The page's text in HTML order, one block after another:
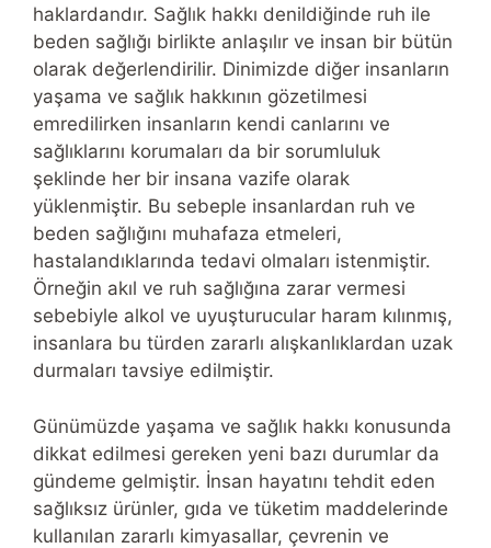
haklardandır. Sağlık hakkı denildiğinde ruh ile
beden sağlığı birlikte anlaşılır ve insan bir bütün
olarak değerlendirilir. Dinimizde diğer insanların
yaşama ve sağlık hakkının gözetilmesi
emredilirken insanların kendi canlarını ve
sağlıklarını korumaları da bir sorumluluk
şeklinde her bir insana vazife olarak
yüklenmiştir. Bu sebeple insanlardan ruh ve
beden sağlığını muhafaza etmeleri,
hastalandıklarında tedavi olmaları istenmiştir.
Örneğin akıl ve ruh sağlığına zarar vermesi
sebebiyle alkol ve uyuşturucular haram kılınmış,
insanlara bu türden zararlı alışkanlıklardan uzak
durmaları tavsiye edilmiştir.
Günümüzde yaşama ve sağlık hakkı konusunda
dikkat edilmesi gereken yeni bazı durumlar da
gündeme gelmiştir. İnsan hayatını tehdit eden
sağlıksız ürünler, gıda ve tüketim maddelerinde
kullanılan zararlı kimyasallar, çevrenin ve